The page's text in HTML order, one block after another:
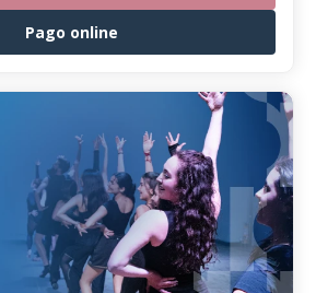
Pago online